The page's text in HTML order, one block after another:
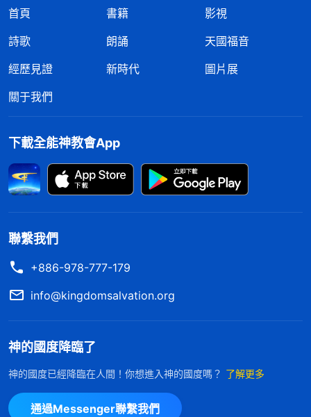
常關係，那你裏面就總有神的感動。你總接受神的供
應，總接受真理，你就變化了，光景就越來越好。尤
其弟兄姊妹在一起共同禱告，禱告完以後勁特别大，
感覺得的特别多，其實大家在一起也没交通什麽，是
世界都撇弃，什麽都不要，唯獨有神就够了，這信心
多大。聖靈作工給人的力量人永遠享受不完哪！你不
依靠神加給你的力量，你硬着頸項、憑着自己的毅力
能走多遠呢？走不到路終就得栽倒、就得墮落，走着
人走着走着就把神抛開了，神是神，人是人，各走各
的了，神説神的話，人自己走自己的路，跟神是兩條
路了。等人
信神
没勁了，就來到神面前禱告説幾句話
間，人離開神就没有路了。
——《話・卷三末世 基督座談紀要・禱告的意義與實行》
首頁 書籍
影視
詩歌
朗誦
天國福音
經歷見證
新時代
圖片展
關于我們
下載全能神教會App
聯繫我們
+886-978-777-179
info@kingdomsalvation.org
神的國度降臨了
神的國度已經降臨在人間！你想進入神的國度嗎？ 了解更多
通過Messenger聯繫我們